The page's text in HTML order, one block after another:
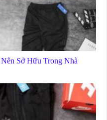
Sở Hữu Trong Nhà